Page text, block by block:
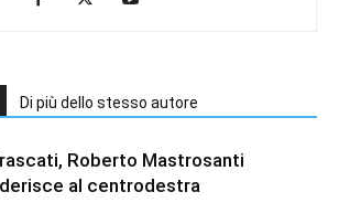
Di più dello stesso autore
Roberto Mastrosanti
al centrodestra